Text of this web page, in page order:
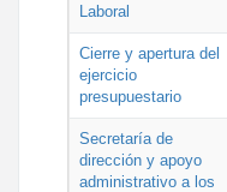
Laboral
Cierre y apertura del
ejercicio
presupuestario
Secretaría de
dirección y apoyo
administrativo a los